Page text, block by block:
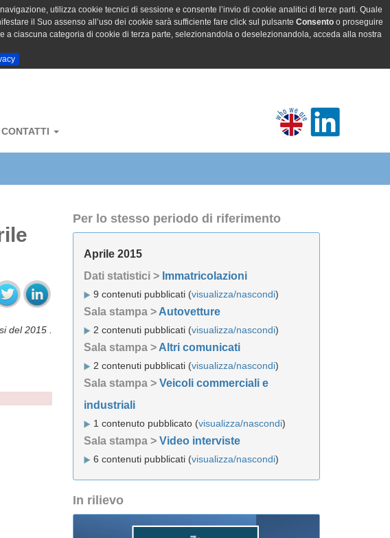
utilizza cookie tecnici di sessione e consente l’invio di cookie analitici di terze parti. Quale
il Suo assenso all’uso dei cookie sarà sufficiente fare click sul pulsante Consentoo proseguire
ciascuna categoria di cookie di terza parte, selezionandola o deselezionandola, acceda alla nostra
CONTATTI
del 2015 .
Per lo stesso periodo di riferimento
Aprile 2015
Dati statistici > Immatricolazioni
9 contenuti pubblicati (visualizza/nascondi)
Sala stampa > Autovetture
2 contenuti pubblicati (visualizza/nascondi)
Sala stampa > Altri comunicati
2 contenuti pubblicati (visualizza/nascondi)
Sala stampa > Veicoli commerciali e
industriali
1 contenuto pubblicato (visualizza/nascondi)
Sala stampa > Video interviste
6 contenuti pubblicati (visualizza/nascondi)
In rilievo